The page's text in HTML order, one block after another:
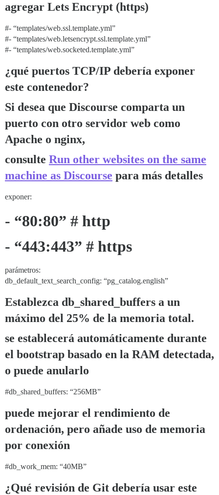
agregar Lets Encrypt (https)
#- “templates/web.ssl.template.yml”
#- “templates/web.letsencrypt.ssl.template.yml”
#- “templates/web.socketed.template.yml”
¿qué puertos TCP/IP debería exponer
este contenedor?
Si desea que Discourse comparta un
puerto con otro servidor web como
Apache o nginx,
consulte Run other websites on the same
machine as Discourse para más detalles
exponer:
- “80:80” # http
- “443:443” # https
parámetros:
db_default_text_search_config: “pg_catalog.english”
Establezca db_shared_buffers a un
máximo del 25% de la memoria total.
se establecerá automáticamente durante
el bootstrap basado en la RAM detectada,
o puede anularlo
#db_shared_buffers: “256MB”
puede mejorar el rendimiento de
ordenación, pero añade uso de memoria
por conexión
#db_work_mem: “40MB”
¿Qué revisión de Git debería usar este